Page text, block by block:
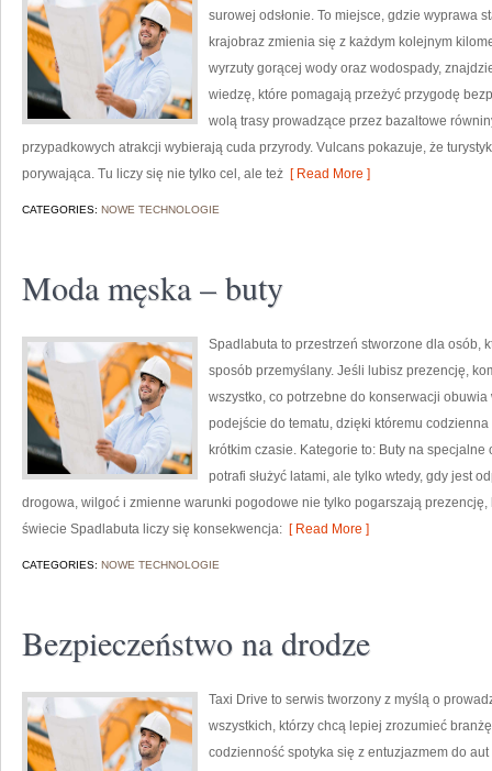
surowej odsłonie. To miejsce, gdzie wyprawa
krajobraz zmienia się z każdym kolejnym
wyrzuty gorącej wody oraz wodospady,
wiedzę, które pomagają przeżyć przygodę
wolą trasy prowadzące przez bazaltowe
przypadkowych atrakcji wybierają cuda przyrody. Vulcans pokazuje, że
porywająca. Tu liczy się nie tylko cel, ale też [ Read More ]
CATEGORIES: NOWE TECHNOLOGIE
Moda męska – buty
Spadlabuta to przestrzeń stworzone dla osób,
sposób przemyślany. Jeśli lubisz prezencję,
wszystko, co potrzebne do konserwacji
podejście do tematu, dzięki któremu
krótkim czasie. Kategorie to: Buty na
potrafi służyć latami, ale tylko wtedy, gdy jest
drogowa, wilgoć i zmienne warunki pogodowe nie tylko pogarszają
świecie Spadlabuta liczy się konsekwencja: [ Read More ]
CATEGORIES: NOWE TECHNOLOGIE
Bezpieczeństwo na drodze
Taxi Drive to serwis tworzony z myślą o
wszystkich, którzy chcą lepiej zrozumieć
codzienność spotyka się z entuzjazmem do